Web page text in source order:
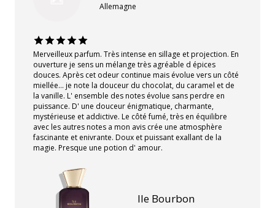
Allemagne
Merveilleux parfum. Très intense en sillage et projection. En
ouverture je sens un mélange très agréable d épices
douces. Après cet odeur continue mais évolue vers un côté
miellée... je note la douceur du chocolat, du caramel et de
la vanille. L' ensemble des notes évolue sans perdre en
puissance. D' une douceur énigmatique, charmante,
mystérieuse et addictive. Le côté fumé, très en équilibre
avec les autres notes a mon avis crée une atmosphère
fascinante et enivrante. Doux et puissant exallant de la
magie. Presque une potion d' amour.
Ile Bourbon